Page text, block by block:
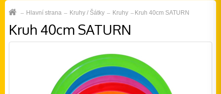
Hlavní strana Kruhy / Šátky Kruhy Kruh 40cm SATURN
Kruh 40cm SATURN